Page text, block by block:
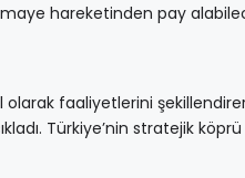
hareketinden pay
faaliyetlerini
Türkiye’nin stratejik